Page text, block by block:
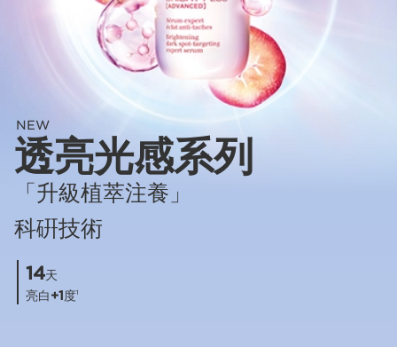
NEW
透亮光感系列
「升級植萃注養」
科硏技術
14天
亮白+1度1